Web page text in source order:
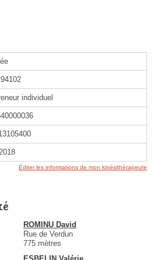
individuel
Éditer les informations de mon kinésithérapeute
ROMINU David
Rue de Verdun
775 mètres